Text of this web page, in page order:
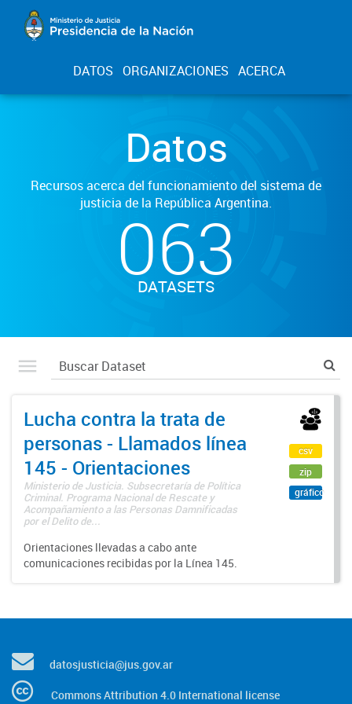
DATOS ORGANIZACIONES ACERCA
Datos
Recursos acerca del funcionamiento del sistema de
justicia de la República Argentina.
063
DATASETS
Lucha contra la trata de
personas - Llamados línea
145 - Orientaciones
Ministerio de Justicia. Subsecretaría de Política
Criminal. Programa Nacional de Rescate y
Acompañamiento a las Personas Damnificadas
por el Delito de...
Orientaciones llevadas a cabo ante
comunicaciones recibidas por la Línea 145.
csv
zip
gráfico
datosjusticia@jus.gov.ar
Commons Attribution 4.0 International license